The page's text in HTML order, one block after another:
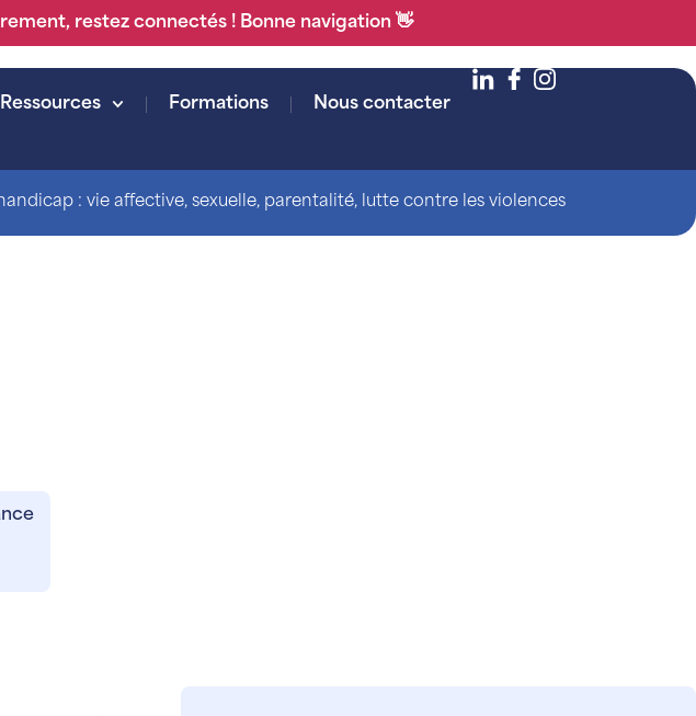
restez connectés ! Bonne navigation 👋
Ressources Formations Nous contacter
: vie affective, sexuelle, parentalité, lutte contre les violences